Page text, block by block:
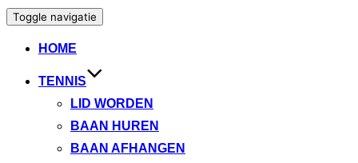
Toggle navigatie
HOME
TENNIS
LID WORDEN
BAAN HUREN
BAAN AFHANGEN